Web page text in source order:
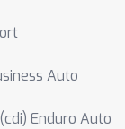
Auto
Enduro Auto